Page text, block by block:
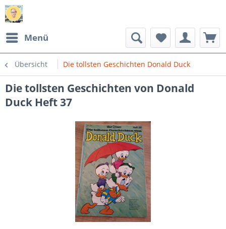
Menü
Übersicht Die tollsten Geschichten Donald Duck
Die tollsten Geschichten von Donald
Duck Heft 37